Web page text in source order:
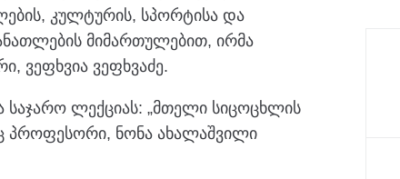
კულტურის, სპორტისა და
მიმართულებით, ირმა
ვეფხვია ვეფხვაძე.
ლექციას: „მთელი სიცოცხლის
პროფესორი, ნონა ახალაშვილი